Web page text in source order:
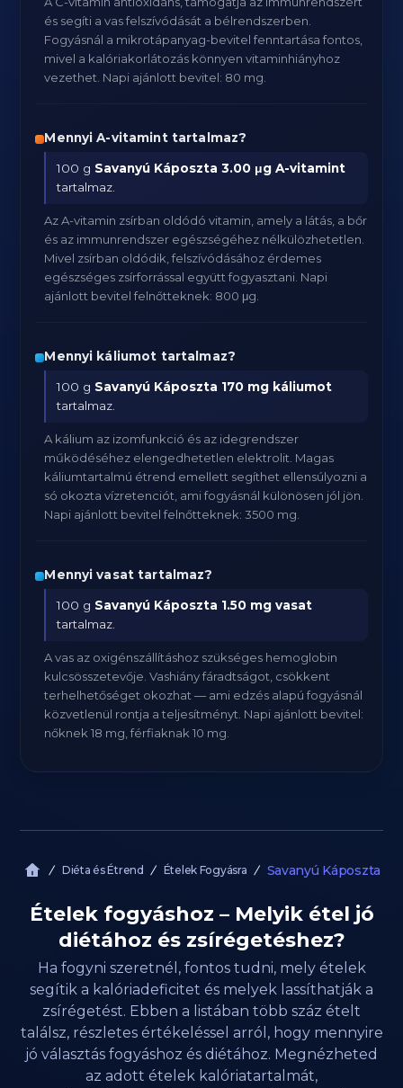
és segíti a vas felszívódását a bélrendszerben.
Fogyásnál a mikrotápanyag-bevitel fenntartása fontos,
mivel a kalóriakorlátozás könnyen vitaminhiányhoz
vezethet. Napi ajánlott bevitel: 80 mg.
Mennyi A-vitamint tartalmaz?
100 g Savanyú Káposzta 3.00 μg A-vitamint
tartalmaz.
Az A-vitamin zsírban oldódó vitamin, amely a látás, a bőr
és az immunrendszer egészségéhez nélkülözhetetlen.
Mivel zsírban oldódik, felszívódásához érdemes
egészséges zsírforrással együtt fogyasztani. Napi
ajánlott bevitel felnőtteknek: 800 μg.
Mennyi káliumot tartalmaz?
100 g Savanyú Káposzta 170 mg káliumot
tartalmaz.
A kálium az izomfunkció és az idegrendszer
működéséhez elengedhetetlen elektrolit. Magas
káliumtartalmú étrend emellett segíthet ellensúlyozni a
só okozta vízretenciót, ami fogyásnál különösen jól jön.
Napi ajánlott bevitel felnőtteknek: 3500 mg.
Mennyi vasat tartalmaz?
100 g Savanyú Káposzta 1.50 mg vasat
tartalmaz.
A vas az oxigénszállításhoz szükséges hemoglobin
kulcsösszetevője. Vashiány fáradtságot, csökkent
terhelhetőséget okozhat — ami edzés alapú fogyásnál
közvetlenül rontja a teljesítményt. Napi ajánlott bevitel:
nőknek 18 mg, férfiaknak 10 mg.
Diéta és Étrend Ételek Fogyásra Savanyú Káposzta
Ételek fogyáshoz – Melyik étel jó
diétához és zsírégetéshez?
Ha fogyni szeretnél, fontos tudni, mely ételek
segítik a kalóriadeficitet és melyek lassíthatják a
zsírégetést. Ebben a listában több száz ételt
találsz, részletes értékeléssel arról, hogy mennyire
jó választás fogyáshoz és diétához. Megnézheted
az adott ételek kalóriatartalmát,